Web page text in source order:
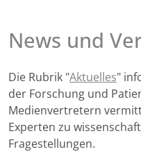
News und
Die Rubrik "Aktuelles"
der Forschung und
Medienvertretern
Experten zu
Fragestellungen.